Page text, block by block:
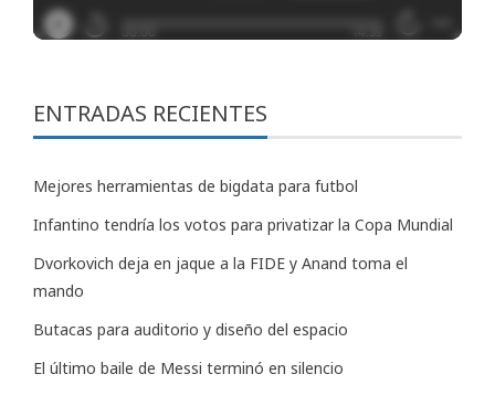
ENTRADAS RECIENTES
Mejores herramientas de bigdata para futbol
Infantino tendría los votos para privatizar la Copa Mundial
Dvorkovich deja en jaque a la FIDE y Anand toma el
mando
Butacas para auditorio y diseño del espacio
El último baile de Messi terminó en silencio